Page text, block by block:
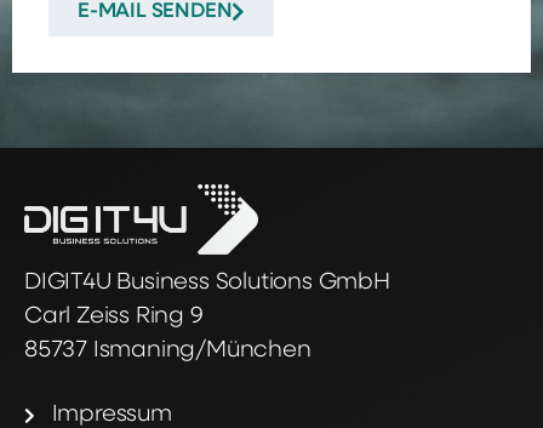
E-MAIL SENDEN
DIGIT4U Business Solutions GmbH
Carl Zeiss Ring 9
85737 Ismaning/München
Impressum